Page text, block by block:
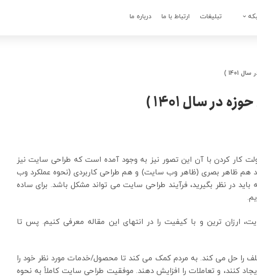
تبلیغات ارتباط با ما درباره ما
1401 )
در سال 1401 )
کار کردن با آن این تصور نیز به وجود آمده است که طراحی سایت نیز
هم ظاهر بصری (ظاهر وب سایت) و هم طراحی کاربردی (نحوه عملکرد وب
باید در نظر بگیرید، فرآیند طراحی سایت می تواند مشکل باشد. برای ساده
ارزان ترین و با کیفیت را در انتهای این مقاله معرفی کنیم. پس تا
حل می کند. به مردم کمک می کند تا محصول/خدمات مورد نظر خود را
کنند، و تعاملات را افزایش دهند. موفقیت طراحی سایت کاملاً به نحوه